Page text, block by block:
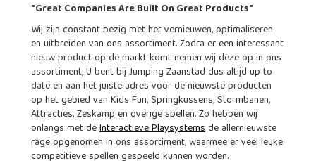
"Great Companies Are Built On Great Products"
Wij zijn constant bezig met het vernieuwen, optimaliseren
en uitbreiden van ons assortiment. Zodra er een interessant
nieuw product op de markt komt nemen wij deze op in ons
assortiment, U bent bij Jumping Zaanstad dus altijd up to
date en aan het juiste adres voor de nieuwste producten
op het gebied van Kids Fun, Springkussens, Stormbanen,
Attracties, Zeskamp en overige spellen. Zo hebben wij
onlangs met deInteractieve Playsystemsde allernieuwste
rage opgenomen in ons assortiment, waarmee er veel leuke
competitieve spellen gespeeld kunnen worden.